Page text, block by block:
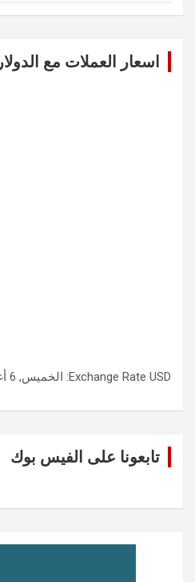
اسعار العملات مع
Exchange Rate USD : الخميس, 6 أغسطس.
تابعونا على الفيس بوك